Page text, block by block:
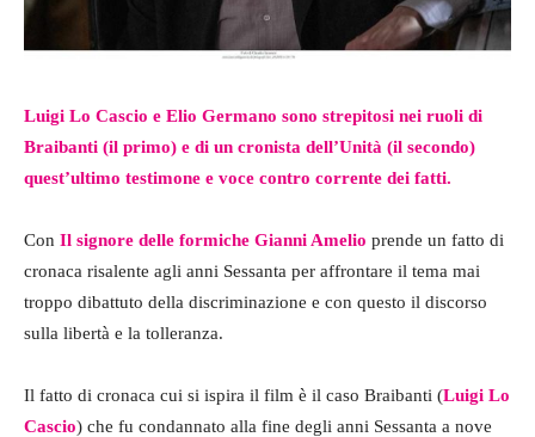
Luigi Lo Cascio e Elio Germano sono strepitosi nei ruoli di
Braibanti (il primo) e di un cronista dell’Unità (il secondo)
quest’ultimo testimone e voce contro corrente dei fatti.
Con Il signore delle formiche Gianni Amelio prende un fatto di
cronaca risalente agli anni Sessanta per affrontare il tema mai
troppo dibattuto della discriminazione e con questo il discorso
sulla libertà e la tolleranza.
Il fatto di cronaca cui si ispira il film è il caso Braibanti (Luigi Lo
Cascio) che fu condannato alla fine degli anni Sessanta a nove